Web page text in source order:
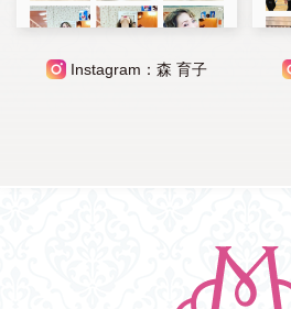
Instagram：森 育子